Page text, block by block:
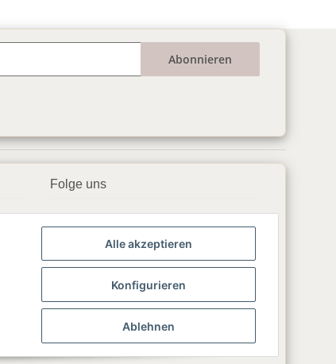
Abonnieren
Folge uns
▶️ YouTube
📸 Instagram
💬 WhatsApp
Alle akzeptieren
Konfigurieren
Ablehnen